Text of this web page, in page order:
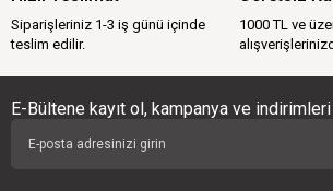
Siparişleriniz 1-3 iş günü içinde
teslim edilir.
1000 TL ve
E-Bültene kayıt ol, kampanya ve indirimleri